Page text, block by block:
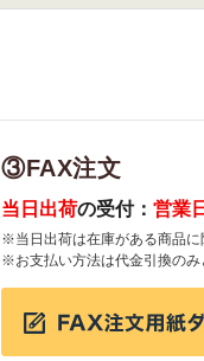
③FAX注文
当日出荷の受付： 営業
※当日出荷は在庫がある商品に
※お支払い方法は代金引換のみ